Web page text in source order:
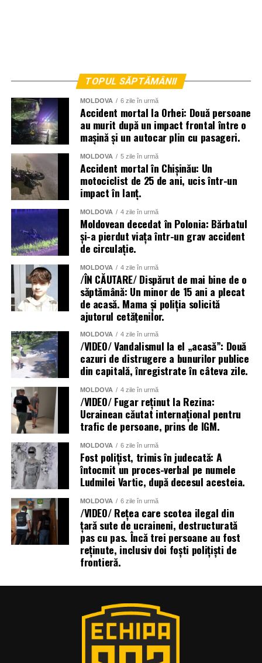
TOPUL SĂPTĂMÂNII
MOLDOVA 6 zile în urmă
Accident mortal la Orhei: Două persoane
au murit după un impact frontal între o
mașină și un autocar plin cu pasageri.
MOLDOVA 5 zile în urmă
Accident mortal în Chișinău: Un
motociclist de 25 de ani, ucis într-un
impact în lanț.
MOLDOVA 4 zile în urmă
Moldovean decedat în Polonia: Bărbatul
și-a pierdut viața într-un grav accident
de circulație.
MOLDOVA 4 zile în urmă
/ÎN CĂUTARE/ Dispărut de mai bine de o
săptămână: Un minor de 15 ani a plecat
de acasă. Mama și poliția solicită
ajutorul cetățenilor.
MOLDOVA 4 zile în urmă
/VIDEO/ Vandalismul la el „acasă”: Două
cazuri de distrugere a bunurilor publice
din capitală, înregistrate în câteva zile.
MOLDOVA 4 zile în urmă
/VIDEO/ Fugar reținut la Rezina:
Ucrainean căutat internațional pentru
trafic de persoane, prins de IGM.
MOLDOVA 6 zile în urmă
Fost polițist, trimis în judecată: A
întocmit un proces-verbal pe numele
Ludmilei Vartic, după decesul acesteia.
MOLDOVA 6 zile în urmă
/VIDEO/ Rețea care scotea ilegal din
țară sute de ucraineni, destructurată
pas cu pas. Încă trei persoane au fost
reținute, inclusiv doi foști polițiști de
frontieră.